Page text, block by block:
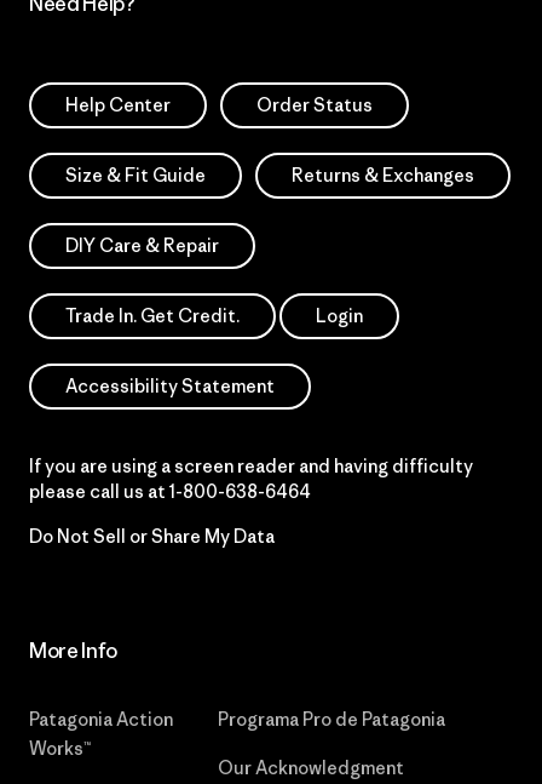
Help Center Order Status
Size & Fit Guide Returns & Exchanges
DIY Care & Repair
Trade In. Get Credit. Login
Accessibility Statement
If you are using a screen reader and having difficulty
please call us at 1-800-638-6464
Do Not Sell or Share My Data
More Info
Patagonia Action
Works™
Programa Pro de Patagonia
Our Acknowledgment